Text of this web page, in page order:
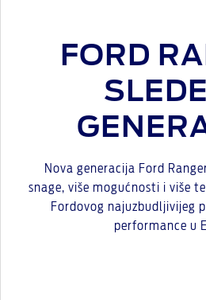
FORD
Nova generacija Ford
snage, više mogućnosti i više
Fordovog najuzbudljivijeg
performance u